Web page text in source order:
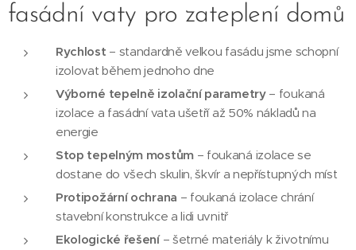
fasádní vaty pro zateplení domů
Rychlost – standardně velkou fasádu jsme schopní
izolovat během jednoho dne
Výborné tepelně izolační parametry– foukaná
izolace a fasádní vata ušetří až 50% nákladů na
energie
Stop tepelným mostům– foukaná izolace se
dostane do všech skulin, škvír a nepřístupných míst
Protipožární ochrana – foukaná izolace chrání
stavební konstrukce a lidi uvnitř
Ekologické řešení– šetrné materiály k životnímu